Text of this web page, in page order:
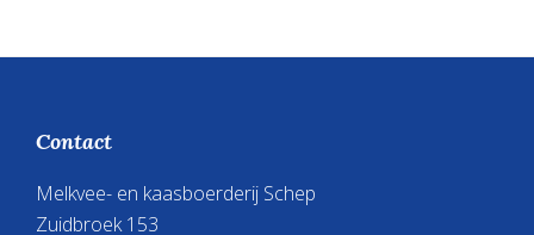
Footer
Contact
Melkvee- en kaasboerderij Schep
Zuidbroek 153